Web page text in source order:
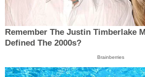
Remember The Justin Timberlake
Defined The 2000s?
Brainberries